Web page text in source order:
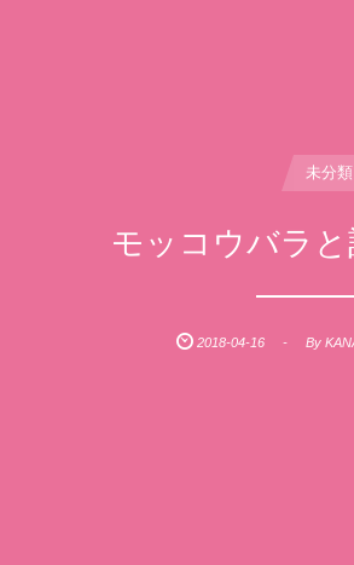
未分類
モッコウバラ
2018-04-16 By